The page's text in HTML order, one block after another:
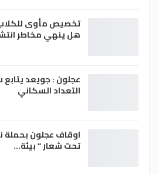
تخصيص مأوى
هل ينهي مخاطر
عجلون : جويعد يتابع
التعداد السكاني
اوقاف عجلون بحملة
تحت شعار ” بيئة…